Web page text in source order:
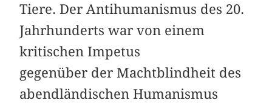
Tiere. Der Antihumanismus des 20.
Jahrhunderts war von einem
kritischen Impetus
gegenüber der Machtblindheit des
abendländischen Humanismus